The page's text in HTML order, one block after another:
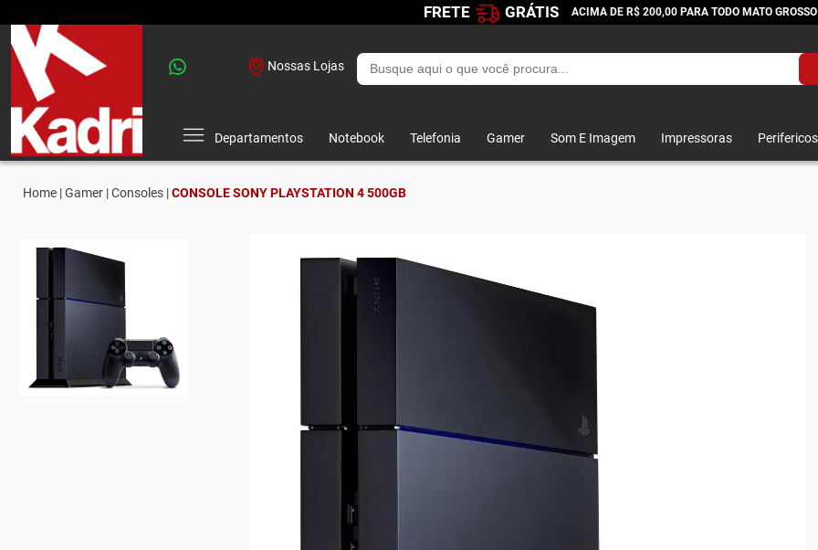
FRETE GRÁTIS ACIMA DE R$ 200,00 PARA TODO MATO GROSSO
Nossas Lojas
Departamentos Notebook Telefonia Gamer Som E Imagem Impressoras Perifericos
Home |Gamer |Consoles |CONSOLE SONY PLAYSTATION 4 500GB